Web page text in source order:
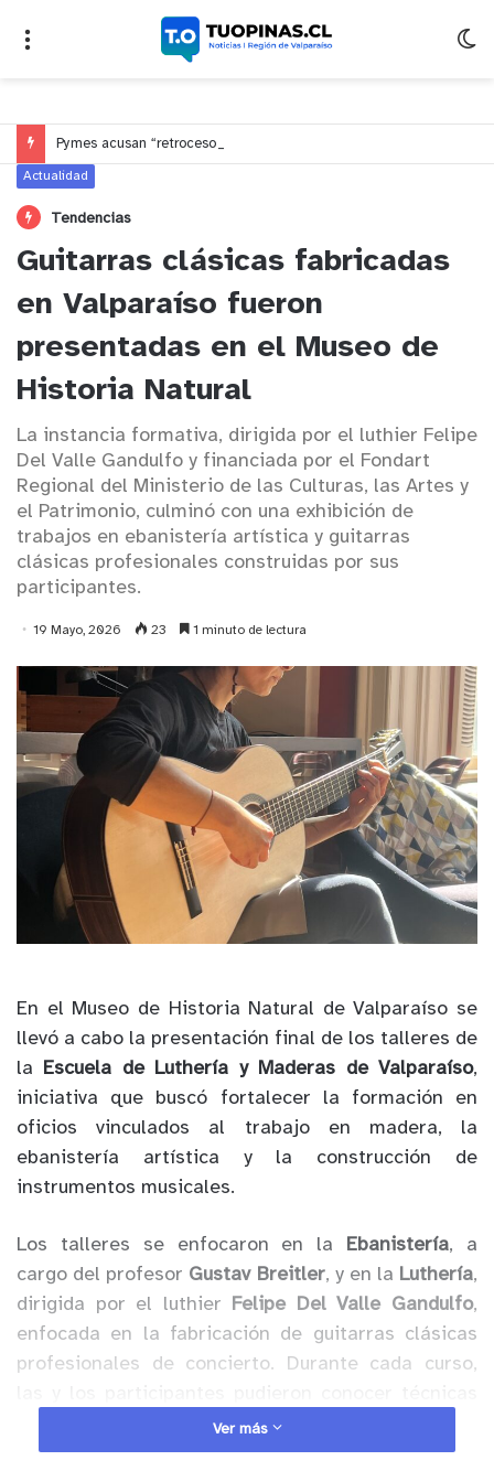
Actualidad
Tendencias
Guitarras clásicas fabricadas
en Valparaíso fueron
presentadas en el Museo de
Historia Natural
La instancia formativa, dirigida por el luthier Felipe
Del Valle Gandulfo y financiada por el Fondart
Regional del Ministerio de las Culturas, las Artes y
el Patrimonio, culminó con una exhibición de
trabajos en ebanistería artística y guitarras
clásicas profesionales construidas por sus
participantes.
19 Mayo, 2026 23 1 minuto de lectura
En el Museo de Historia Natural de Valparaíso se
llevó a cabo la presentación final de los talleres de
la Escuela de Luthería y Maderas de Valparaíso,
iniciativa que buscó fortalecer la formación en
oficios vinculados al trabajo en madera, la
ebanistería artística y la construcción de
instrumentos musicales.
Los talleres se enfocaron en la Ebanistería, a
cargo del profesor Gustav Breitler, y en la Luthería,
dirigida por el luthier Felipe Del Valle Gandulfo,
enfocada en la fabricación de guitarras clásicas
profesionales de concierto. Durante cada curso,
tradicionales y contemporáneas de trabajo en
madera, desarrollando piezas artísticas y
Ver más